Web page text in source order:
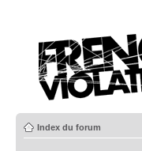
Index du forum